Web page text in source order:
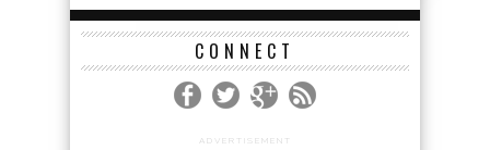
CONNECT
ADVERTISEMENT